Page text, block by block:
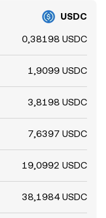
USDC
0,38198 USDC
1,9099 USDC
3,8198 USDC
7,6397 USDC
19,0992 USDC
38,1984 USDC